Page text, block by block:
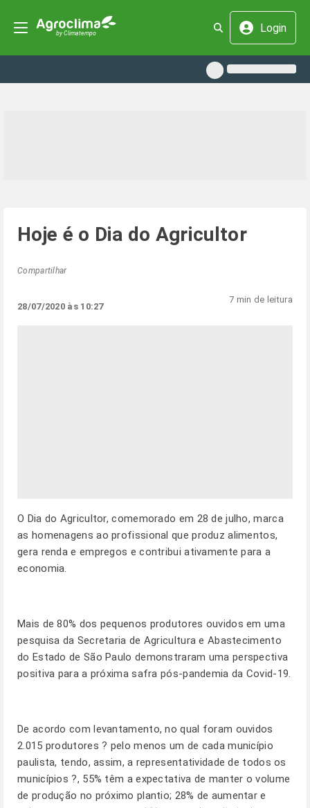
Login
Hoje é o Dia do Agricultor
Compartilhar
28/07/2020 às 10:27
7 min de leitura
O Dia do Agricultor, comemorado em 28 de julho, marca
as homenagens ao profissional que produz alimentos,
gera renda e empregos e contribui ativamente para a
economia.
Mais de 80% dos pequenos produtores ouvidos em uma
pesquisa da Secretaria de Agricultura e Abastecimento
do Estado de São Paulo demonstraram uma perspectiva
positiva para a próxima safra pós-pandemia da Covid-19.
De acordo com levantamento, no qual foram ouvidos
2.015 produtores ? pelo menos um de cada município
paulista, tendo, assim, a representatividade de todos os
municípios ?, 55% têm a expectativa de manter o volume
de produção no próximo plantio; 28% de aumentar e